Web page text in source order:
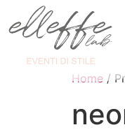
Home /